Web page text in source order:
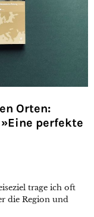
Orten:
perfekte
trage ich oft
die Region und